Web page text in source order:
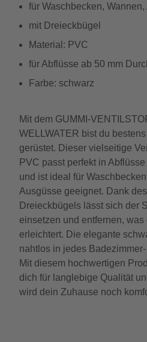
für Waschbecken,
mit Dreieckbügel
Material: PVC
für Abflüsse ab 50 mm
Farbe: schwarz
Mit dem GUMMI-
WELLWATER bist du
gerüstet. Dieser vielseitige
PVC passt perfekt in
und ist ideal für
Ausgüsse geeignet. Dank
Dreieckbügels lässt sich der
einsetzen und entfernen,
erleichtert. Die elegante
nahtlos in jedes
Mit diesem hochwertigen
dich für langlebige Qualität
wird dein Zuhause noch